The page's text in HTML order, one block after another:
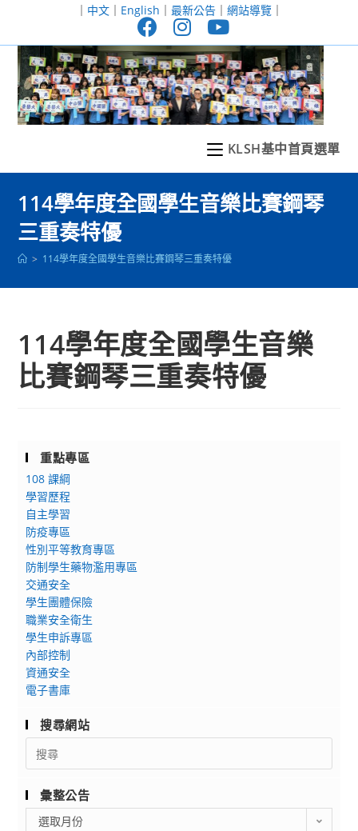
至
｜ 中文｜ English ｜ 最新公告｜ 網站導覽｜
KLSH基中首頁選單
114學年度全國學生音樂比賽鋼琴
三重奏特優
> 114學年度全國學生音樂比賽鋼琴三重奏特優
114學年度全國學生音樂
比賽鋼琴三重奏特優
重點專區
108 課綱
學習歷程
自主學習
防疫專區
性別平等教育專區
防制學生藥物濫用專區
交通安全
學生團體保險
職業安全衛生
學生申訴專區
內部控制
資通安全
電子書庫
搜尋網站
Search
for:
彙整公告
選取月份